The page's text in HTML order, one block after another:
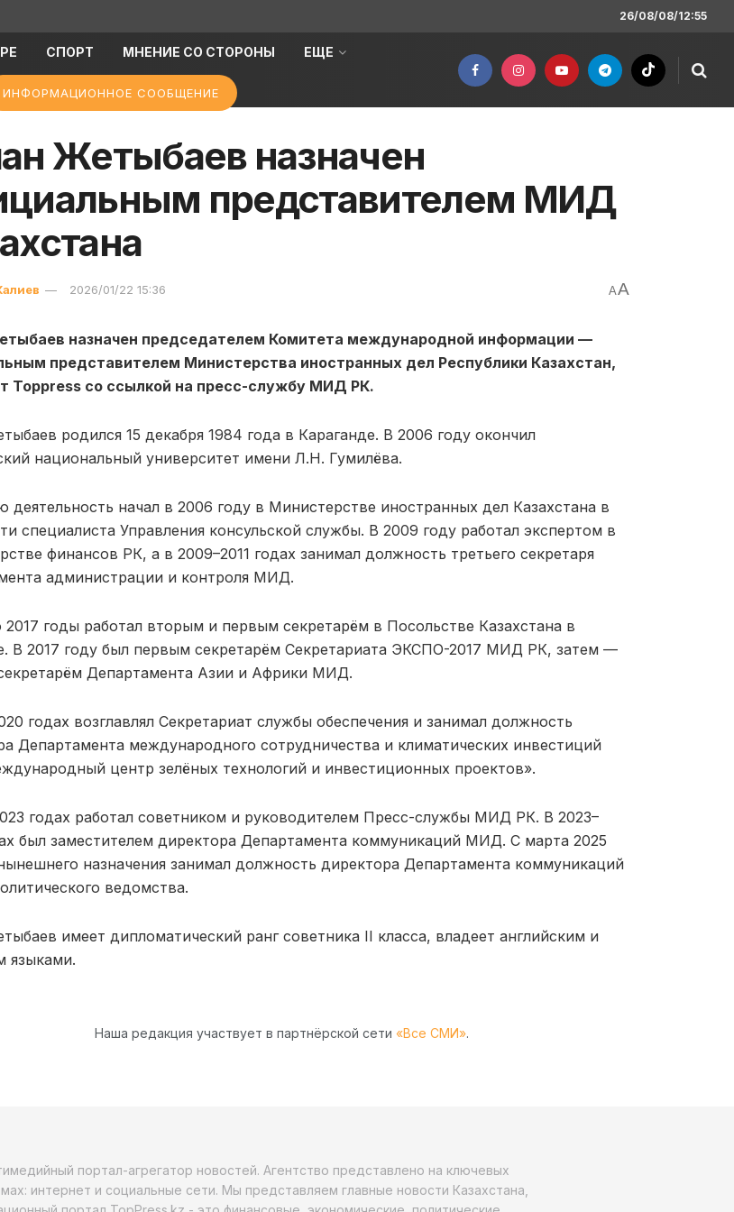
26/08/08/12:55
СПОРТ МНЕНИЕ СО СТОРОНЫ ЕЩЕ
ИНФОРМАЦИОННОЕ СООБЩЕНИЕ
Жетыбаев назначен
представителем МИД
2026/01/22 15:36 AA
назначен председателем Комитета международной информации —
представителем Министерства иностранных дел Республики Казахстан,
Toppress со ссылкой на пресс-службу МИД РК.
родился 15 декабря 1984 года в Караганде. В 2006 году окончил
национальный университет имени Л.Н. Гумилёва.
деятельность начал в 2006 году в Министерстве иностранных дел Казахстана в
специалиста Управления консульской службы. В 2009 году работал экспертом в
финансов РК, а в 2009–2011 годах занимал должность третьего секретаря
администрации и контроля МИД.
2017 годы работал вторым и первым секретарём в Посольстве Казахстана в
В 2017 году был первым секретарём Секретариата ЭКСПО-2017 МИД РК, затем —
Департамента Азии и Африки МИД.
годах возглавлял Секретариат службы обеспечения и занимал должность
Департамента международного сотрудничества и климатических инвестиций
центр зелёных технологий и инвестиционных проектов».
годах работал советником и руководителем Пресс-службы МИД РК. В 2023–
был заместителем директора Департамента коммуникаций МИД. С марта 2025
назначения занимал должность директора Департамента коммуникаций
ведомства.
имеет дипломатический ранг советника II класса, владеет английским и
языками.
Наша редакция участвует в партнёрской сети «Все СМИ».
портал-агрегатор новостей. Агентство представлено на ключевых
интернет и социальные сети. Мы представляем главные новости Казахстана,